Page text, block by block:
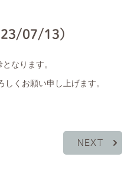
07/13）
なります。
くお願い申し上げます。
NEXT